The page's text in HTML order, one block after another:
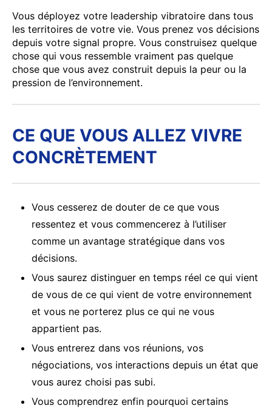
Vous déployez votre leadership vibratoire dans tous
les territoires de votre vie. Vous prenez vos décisions
depuis votre signal propre. Vous construisez quelque
chose qui vous ressemble vraiment pas quelque
chose que vous avez construit depuis la peur ou la
pression de l’environnement.
CE QUE VOUS ALLEZ VIVRE
CONCRÈTEMENT
Vous cesserez de douter de ce que vous
ressentez et vous commencerez à l’utiliser
comme un avantage stratégique dans vos
décisions.
Vous saurez distinguer en temps réel ce qui vient
de vous de ce qui vient de votre environnement
et vous ne porterez plus ce qui ne vous
appartient pas.
Vous entrerez dans vos réunions, vos
négociations, vos interactions depuis un état que
vous aurez choisi pas subi.
Vous comprendrez enfin pourquoi certains